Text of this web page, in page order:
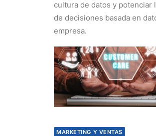
cultura de datos y potenciar
de decisiones basada en
empresa.
MARKETING Y VENTAS